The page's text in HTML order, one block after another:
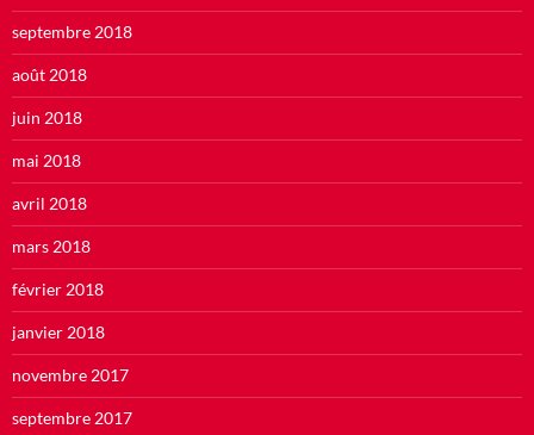
septembre 2018
août 2018
juin 2018
mai 2018
avril 2018
mars 2018
février 2018
janvier 2018
novembre 2017
septembre 2017